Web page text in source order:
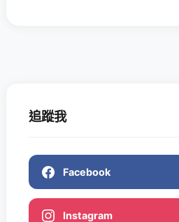
追蹤我
Facebook
Instagram